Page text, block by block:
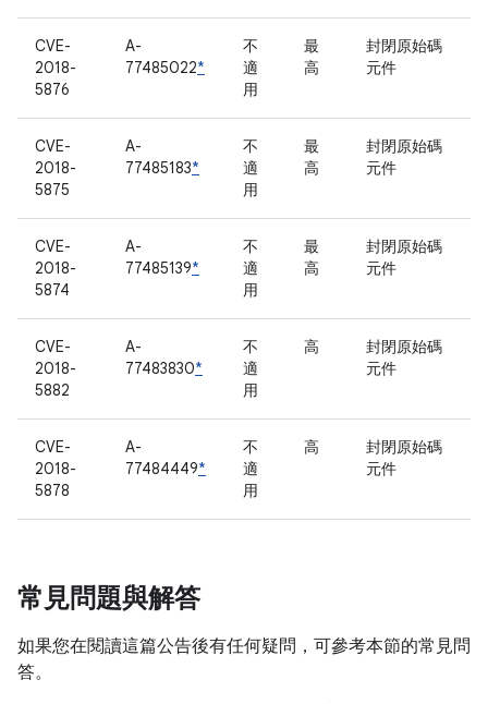
CVE-
2018-
5876
A-
77485022*
不
適
用
最
高
封閉原始碼
元件
CVE-
2018-
5875
A-
77485183*
不
適
用
最
高
封閉原始碼
元件
CVE-
2018-
5874
A-
77485139*
不
適
用
最
高
封閉原始碼
元件
CVE-
2018-
5882
A-
77483830*
不
適
用
高
封閉原始碼
元件
CVE-
2018-
5878
A-
77484449*
不
適
用
高
封閉原始碼
元件
常見問題與解答
如果您在閱讀這篇公告後有任何疑問，可參考本節的常見問
答。